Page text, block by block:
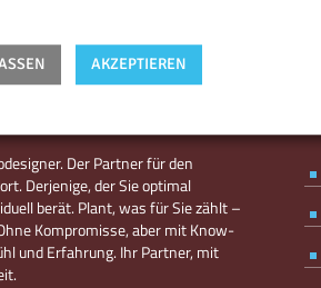
Der Partner für den
Derjenige, der Sie optimal
berät. Plant, was für Sie zählt –
Kompromisse, aber mit Know-
und Erfahrung. Ihr Partner, mit
AKZEPTIEREN